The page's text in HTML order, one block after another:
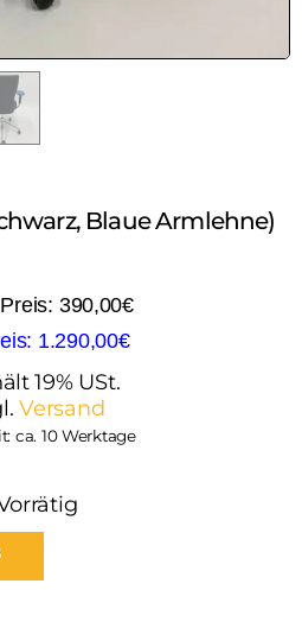
Blaue Armlehne)
390,00€
1.290,00€
19% USt.
Versand
ca. 10 Werktage